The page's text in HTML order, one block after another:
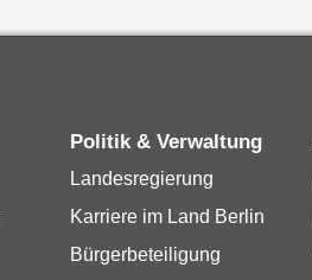
Politik & Verwaltung
Landesregierung
Karriere im Land Berlin
Bürgerbeteiligung